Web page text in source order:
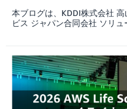
本ブログは、KDDI株式会社
ビス ジャパン合同会社 ソリ